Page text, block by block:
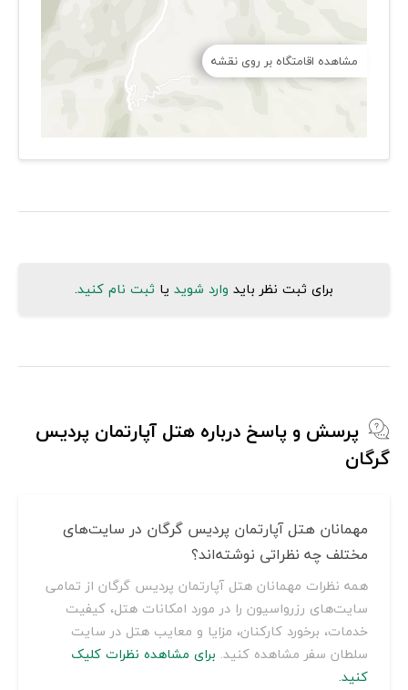
مشاهده اقامتگاه بر روی نقشه
برای ثبت نظر باید وارد شوید یا ثبت نام کنید.
پرسش و پاسخ درباره هتل آپارتمان پردیس
گرگان
مهمانان هتل آپارتمان پردیس گرگان در سایت‌های
مختلف چه نظراتی نوشته‌اند؟
همه نظرات مهمانان هتل آپارتمان پردیس گرگان از تمامی
سایت‌های رزرواسیون را در مورد امکانات هتل، کیفیت
خدمات، برخورد کارکنان، مزایا و معایب هتل در سایت
سلطان سفر مشاهده کنید. برای مشاهده نظرات کلیک
کنید.